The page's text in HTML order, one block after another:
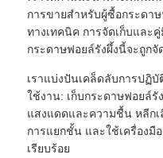
การขายสำหรับผู้ซื้อกระดา
ทางเทคนิค การจัดเก็บแล
กระดาษฟอยล์รังผึ้งนี้จะถูก
เราแบ่งปันเคล็ดลับการปฏิ
ใช้งาน: เก็บกระดาษฟอยล์รั
แสงแดดและความชื้น หลีกเ
การแยกชั้น และใช้เครื่องมื
เรียบร้อย